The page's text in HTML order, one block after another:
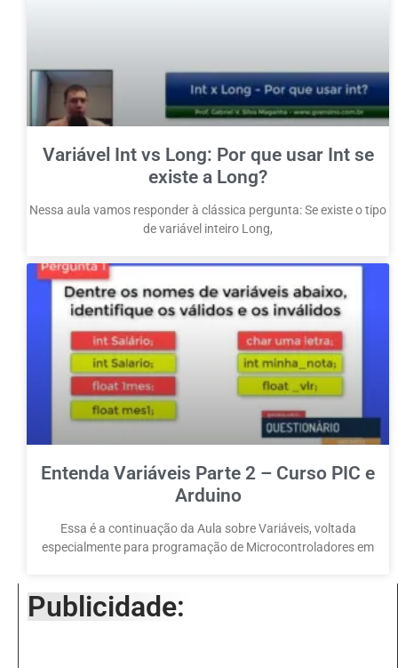
Variável Int vs Long: Por que usar Int se
existe a Long?
Nessa aula vamos responder à clássica pergunta: Se existe o tipo
de variável inteiro Long,
Entenda Variáveis Parte 2 – Curso PIC e
Arduino
Essa é a continuação da Aula sobre Variáveis, voltada
especialmente para programação de Microcontroladores em
Publicidade: